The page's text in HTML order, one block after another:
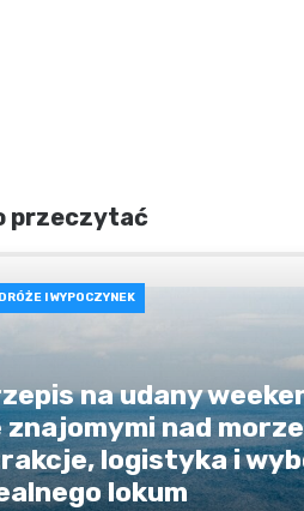
przeczytać
I WYPOCZYNEK
na udany
znajomymi nad
logistyka i
lokum